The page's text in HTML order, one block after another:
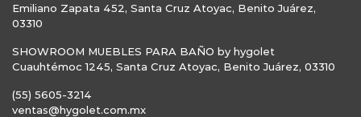
Emiliano Zapata 452, Santa Cruz Atoyac, Benito Juárez,
03310
SHOWROOM MUEBLES PARA BAÑO by hygolet
Cuauhtémoc 1245, Santa Cruz Atoyac, Benito Juárez, 03310
(55) 5605-3214
ventas@hygolet.com.mx